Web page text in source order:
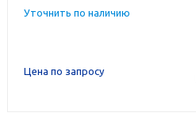
Уточнить по наличию
Цена по запросу